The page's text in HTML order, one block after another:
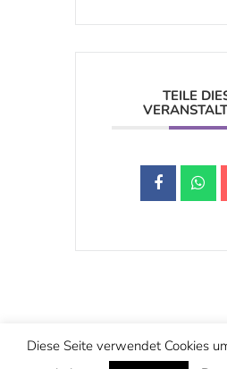
TEILE
Schwarzstraße 25,
Diese Seite verwendet Cookies